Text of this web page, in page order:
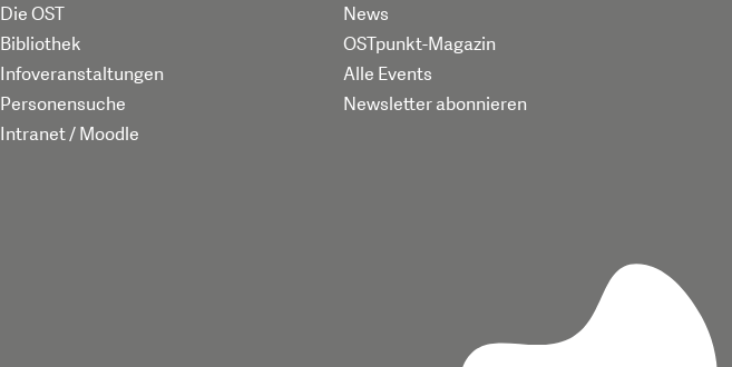
Die OST
Bibliothek
Infoveranstaltungen
Personensuche
Intranet / Moodle
News
OSTpunkt-Magazin
Alle Events
Newsletter abonnieren